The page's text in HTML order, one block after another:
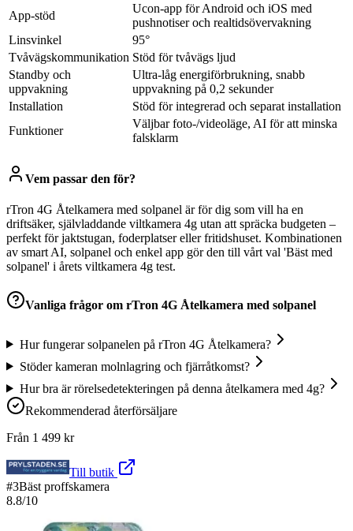
App-stöd
Ucon-app för Android och iOS med
pushnotiser och realtidsövervakning
Linsvinkel
95°
Tvåvägskommunikation Stöd för tvåvägs ljud
Standby och
uppvakning
Ultra-låg energiförbrukning, snabb
uppvakning på 0,2 sekunder
Installation
Stöd för integrerad och separat installation
Funktioner
Väljbar foto-/videoläge, AI för att minska
falsklarm
Vem passar den för?
rTron 4G Åtelkamera med solpanel är för dig som vill ha en
driftsäker, självladdande viltkamera 4g utan att spräcka budgeten –
perfekt för jaktstugan, foderplatser eller fritidshuset. Kombinationen
av smart AI, solpanel och enkel app gör den till vårt val 'Bäst med
solpanel' i årets viltkamera 4g test.
Vanliga frågor om rTron 4G Åtelkamera med solpanel
Hur fungerar solpanelen på rTron 4G Åtelkamera?
Stöder kameran molnlagring och fjärråtkomst?
Hur bra är rörelsedetekteringen på denna åtelkamera med 4g?
Rekommenderad återförsäljare
Från 1 499 kr
Till butik
#3Bäst proffskamera
8.8/10